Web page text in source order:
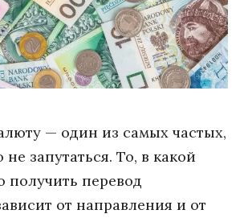
— один из самых частых,
запутаться. То, в какой
получить перевод
от направления и от